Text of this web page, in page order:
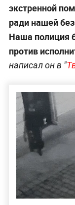
экстренной
ради нашей
Наша полиция
против
написал он в "